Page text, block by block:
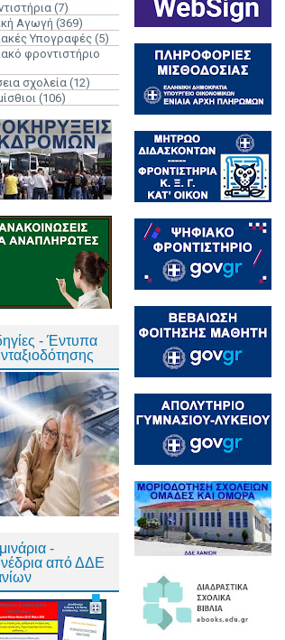
(7)
Αγωγή (369)
Υπογραφές (5)
φροντιστήριο
σχολεία (12)
(106)
- Έντυπα
-
από ΔΔΕ